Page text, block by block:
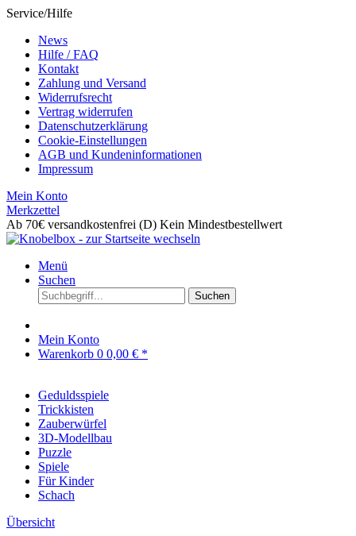
Service/Hilfe
News
Hilfe / FAQ
Kontakt
Zahlung und Versand
Widerrufsrecht
Vertrag widerrufen
Datenschutzerklärung
Cookie-Einstellungen
AGB und Kundeninformationen
Impressum
Mein Konto
Merkzettel
Ab 70€ versandkostenfrei (D) Kein Mindestbestellwert
Menü
Suchen
Suchen
Mein Konto
Warenkorb 0 0,00 € *
Geduldsspiele
Trickkisten
Zauberwürfel
3D-Modellbau
Puzzle
Spiele
Für Kinder
Schach
Übersicht